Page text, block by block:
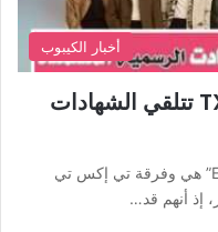
أخبار الكيبوب
فرقة انهايبن Enhypen و TXT تتلقي الشهادات
مرة أخرى لازالت فرقة إنهايبن “Enhypen” هي وفرقة تي إكس تي